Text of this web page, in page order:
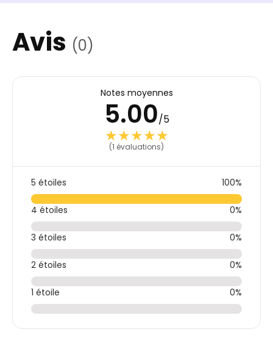
Avis (0)
Notes moyennes
5.00/5
★★★★★
★★★★★
(1 évaluations)
5 étoiles 100%
4 étoiles 0%
3 étoiles 0%
2 étoiles 0%
1 étoile 0%